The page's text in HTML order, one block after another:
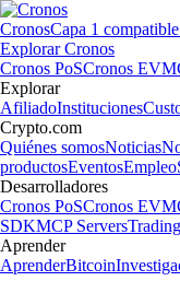
CronosCapa 1
Explorar Cronos
Cronos PoSCronos EVM
Explorar
AfiliadoInstituciones
Crypto.com
Quiénes somosNoticias
productosEventosEmpleo
Desarrolladores
Cronos PoSCronos EVM
SDKMCP Servers
Aprender
AprenderBitcoin